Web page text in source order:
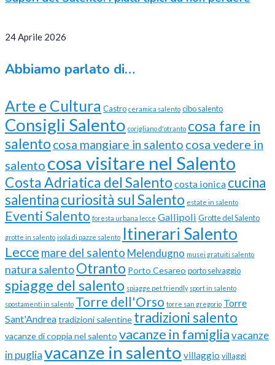
24 Aprile 2026
Abbiamo parlato di…
Arte e Cultura Castro ceramica salento cibo salento
Consigli Salento corigliano d'otranto cosa fare in
salentocosa mangiare in salento cosa vedere in
salento cosa visitare nel Salento
Costa Adriatica del Salento costa ionica cucina
salentinacuriosità sul Salento estate in salento
Eventi Salento foresta urbana lecce Gallipoli Grotte del Salento
grotte in salento isola di pazze salento Itinerari Salento
Lecce mare del salento Melendugno musei gratuiti salento
natura salentoOtranto Porto Cesareo porto selvaggio
spiagge del salento spiagge pet friendly sport in salento
spostamenti in salento Torre dell'Orso torre san gregorio Torre
Sant'Andreatradizioni salentine tradizioni salento
vacanze di coppia nel salento vacanze in famigliavacanze
in pugliavacanze in salento villaggio villaggi